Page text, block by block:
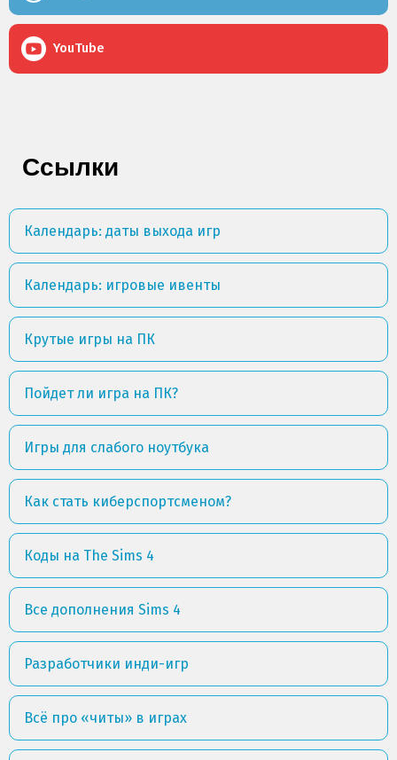
YouTube
Ссылки
Календарь: даты выхода игр
Календарь: игровые ивенты
Крутые игры на ПК
Пойдет ли игра на ПК?
Игры для слабого ноутбука
Как стать киберспортсменом?
Коды на The Sims 4
Все дополнения Sims 4
Разработчики инди-игр
Всё про «читы» в играх